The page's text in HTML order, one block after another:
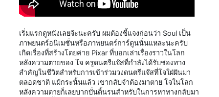
เริ่มแรกดูหนังเลยจ้ะนะครับ ผมต้องชี้แจงก่อนว่า Soul เป็น
ภาพยนตร์อนิเมชั่นหรือภาพยนตร์การ์ตูนนั่นแหละนะครับ
เกิดเรื่องที่สร้างโดยค่าย Pixar ที่บอกเล่าเรื่องราวในโลก
หลังความตายของ โจ ครูดนตรีแจ๊สที่กำลังได้รับช่องทาง
สำคัญในชีวิตสำหรับการเข้าร่วมวงดนตรีแจ๊สที่โจใฝ่ฝันมา
ตลอดชาติ แม้กระนั้นแล้ว เขากลับจำต้องมาตาย โจในโลก
หลังความตายก็เลยบากบั่นดิ้นรนสำหรับในการหาทางกลับมา